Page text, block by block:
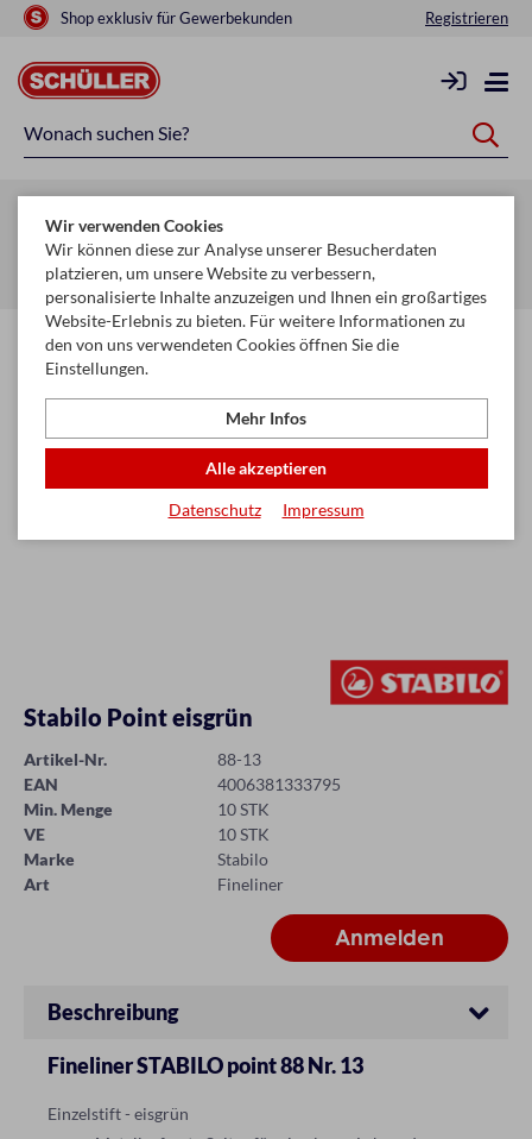
Shop exklusiv für Gewerbekunden Registrieren
Startseite Schule & Büro
Schreiben, Zeichnen & Korrigieren
Faserschreiber
Stabilo Point eisgrün
Artikel-Nr.
88-13
EAN
4006381333795
Min. Menge
10 STK
VE
10 STK
Marke
Stabilo
Art
Fineliner
Beschreibung
Fineliner STABILO point 88 Nr. 13
Einzelstift - eisgrün
Wir verwenden Cookies
Wir können diese zur Analyse unserer Besucherdaten
platzieren, um unsere Website zu verbessern,
personalisierte Inhalte anzuzeigen und Ihnen ein großartiges
Website-Erlebnis zu bieten. Für weitere Informationen zu
den von uns verwendeten Cookies öffnen Sie die
Einstellungen.
Mehr Infos
Alle akzeptieren
Datenschutz Impressum